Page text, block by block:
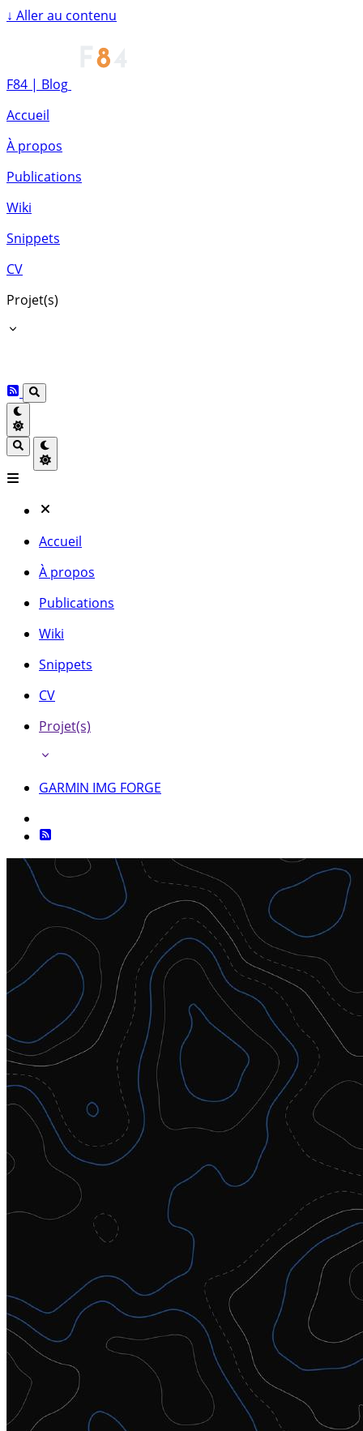
↓ Aller au contenu
F84 | Blog
Accueil
À propos
Publications
Wiki
Snippets
CV
Projet(s)
Accueil
À propos
Publications
Wiki
Snippets
CV
Projet(s)
GARMIN IMG FORGE